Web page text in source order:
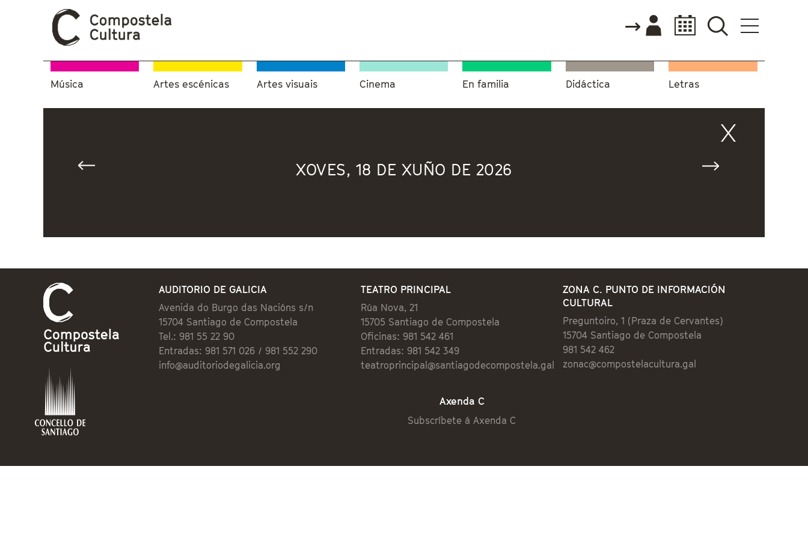
Música Artes escénicas Artes visuais Cinema En familia Didáctica Letras
XOVES, 18 DE XUÑO DE 2026
AUDITORIO DE GALICIA
Avenida do Burgo das Nacións s/n
15704 Santiago de Compostela
Tel.: 981 55 22 90
Entradas: 981 571 026 / 981 552 290
info@auditoriodegalicia.org
TEATRO PRINCIPAL
Rúa Nova, 21
15705 Santiago de Compostela
Oficinas: 981 542 461
Entradas: 981 542 349
teatroprincipal@santiagodecompostela.gal
ZONA C. PUNTO DE INFORMACIÓN
CULTURAL
Preguntoiro, 1 (Praza de Cervantes)
15704 Santiago de Compostela
981 542 462
zonac@compostelacultura.gal
Axenda C
Subscríbete á Axenda C